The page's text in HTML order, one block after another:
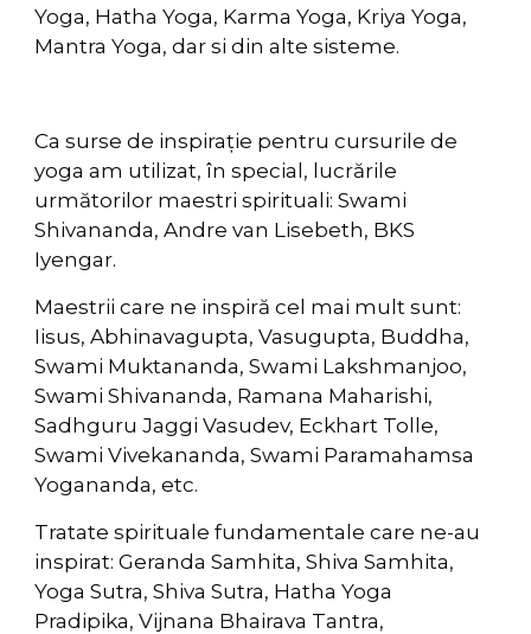
Yoga, Hatha Yoga, Karma Yoga, Kriya Yoga,
Mantra Yoga, dar si din alte sisteme.
Ca surse de inspirație pentru cursurile de
yoga am utilizat, în special, lucrările
următorilor maestri spirituali: Swami
Shivananda, Andre van Lisebeth, BKS
Iyengar.
Maestrii care ne inspiră cel mai mult sunt:
Iisus, Abhinavagupta, Vasugupta, Buddha,
Swami Muktananda, Swami Lakshmanjoo,
Swami Shivananda, Ramana Maharishi,
Sadhguru Jaggi Vasudev, Eckhart Tolle,
Swami Vivekananda, Swami Paramahamsa
Yogananda, etc.
Tratate spirituale fundamentale care ne-au
inspirat: Geranda Samhita, Shiva Samhita,
Yoga Sutra, Shiva Sutra, Hatha Yoga
Pradipika, Vijnana Bhairava Tantra,